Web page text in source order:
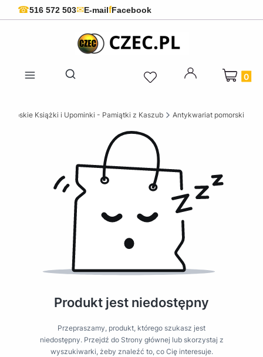
☎516 572 503✉E-mailfFacebook
Otwórz wyszukiwarkę
Produkty
Książki i Upominki - Pamiątki z Kaszub Antykwariat pomorski
Produkt jest niedostępny
Przepraszamy, produkt, którego szukasz jest
niedostępny. Przejdź do Strony głównej lub skorzystaj z
wyszukiwarki, żeby znaleźć to, co Cię interesuje.